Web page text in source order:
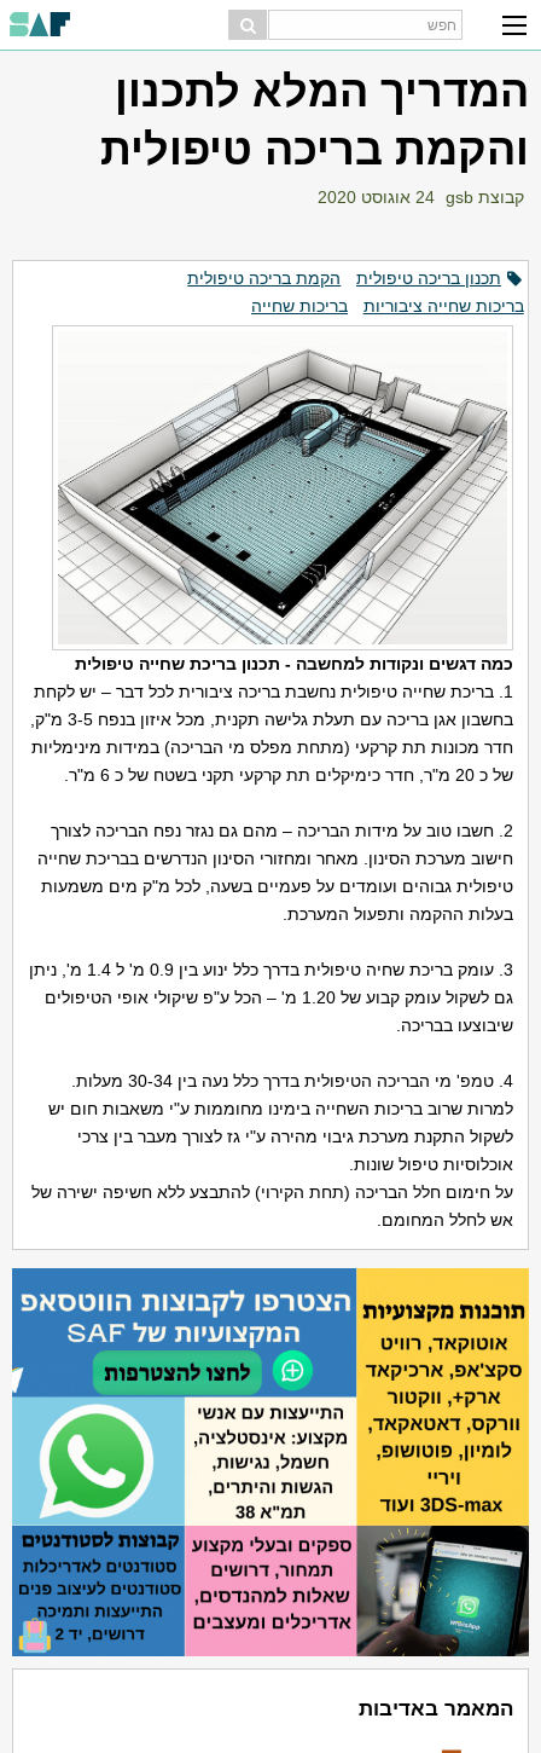
המדריך המלא לתכנון
והקמת בריכה טיפולית
קבוצת gsb 24 אוגוסט 2020
תכנון בריכה טיפולית
הקמת בריכה טיפולית
בריכות שחייה ציבוריות
בריכות שחייה
כמה דגשים ונקודות למחשבה - תכנון בריכת שחייה טיפולית
1. בריכת שחייה טיפולית נחשבת בריכה ציבורית לכל דבר – יש לקחת
בחשבון אגן בריכה עם תעלת גלישה תקנית, מכל איזון בנפח 3-5 מ"ק,
חדר מכונות תת קרקעי (מתחת מפלס מי הבריכה) במידות מינימליות
של כ 20 מ"ר, חדר כימיקלים תת קרקעי תקני בשטח של כ 6 מ"ר.
2. חשבו טוב על מידות הבריכה – מהם גם נגזר נפח הבריכה לצורך
חישוב מערכת הסינון. מאחר ומחזורי הסינון הנדרשים בבריכת שחייה
טיפולית גבוהים ועומדים על פעמיים בשעה, לכל מ"ק מים משמעות
בעלות ההקמה ותפעול המערכת.
3. עומק בריכת שחיה טיפולית בדרך כלל ינוע בין 0.9 מ' ל 1.4 מ', ניתן
גם לשקול עומק קבוע של 1.20 מ' – הכל ע"פ שיקולי אופי הטיפולים
שיבוצעו בבריכה.
4. טמפ' מי הבריכה הטיפולית בדרך כלל נעה בין 30-34 מעלות.
למרות שרוב בריכות השחייה בימינו מחוממות ע"י משאבות חום יש
לשקול התקנת מערכת גיבוי מהירה ע"י גז לצורך מעבר בין צרכי
אוכלוסיות טיפול שונות.
על חימום חלל הבריכה (תחת הקירוי) להתבצע ללא חשיפה ישירה של
אש לחלל המחומם.
המאמר באדיבות